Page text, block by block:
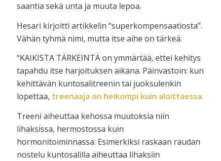
saantia sekä unta ja muuta lepoa.
Hesari kirjoitti artikkelin “superkompensaatiosta”.
Vähän tyhmä nimi, mutta itse aihe on tärkeä.
“KAIKISTA TÄRKEINTÄ on ymmärtää, ettei kehitys
tapahdu itse harjoituksen aikana. Päinvastoin: kun
kehittävän kuntosalitreenin tai juoksulenkin
lopettaa, treenaaja on heikompi kuin aloittaessa.
Treeni aiheuttaa kehossa muutoksia niin
lihaksissa, hermostossa kuin
hormonitoiminnassa. Esimerkiksi raskaan raudan
nostelu kuntosalilla aiheuttaa lihaksiin